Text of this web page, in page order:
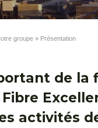
groupe Présentation
de la
activités